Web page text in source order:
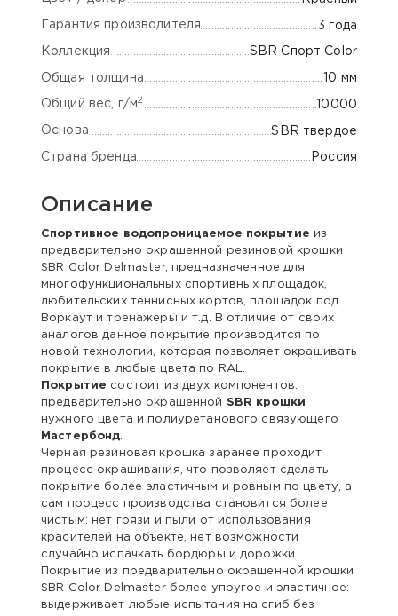
Гарантия производителя 3 года
Коллекция SBR Спорт Color
Общая толщина 10 мм
Общий вес, г/м 2 10000
Основа SBR твердое
Страна бренда Россия
Описание
Спортивное водопроницаемое покрытие из
предварительно окрашенной резиновой крошки
SBR Color Delmaster, предназначенное для
многофункциональных спортивных площадок,
любительских теннисных кортов, площадок под
Воркаут и тренажеры и т.д. В отличие от своих
аналогов данное покрытие производится по
новой технологии, которая позволяет окрашивать
покрытие в любые цвета по RAL.
Покрытие состоит из двух компонентов:
предварительно окрашенной SBR крошки
нужного цвета и полиуретанового связующего
Мастербонд.
Черная резиновая крошка заранее проходит
процесс окрашивания, что позволяет сделать
покрытие более эластичным и ровным по цвету, а
сам процесс производства становится более
чистым: нет грязи и пыли от использования
красителей на объекте, нет возможности
случайно испачкать бордюры и дорожки.
Покрытие из предварительно окрашенной крошки
SBR Color Delmaster более упругое и эластичное:
выдерживает любые испытания на сгиб без